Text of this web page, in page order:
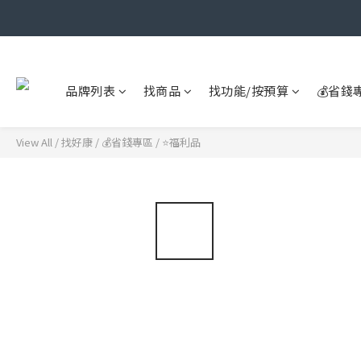
品牌列表 找商品 找功能/按預算 💰省錢
View All /找好康 / 💰省錢專區 / ⭐福利品